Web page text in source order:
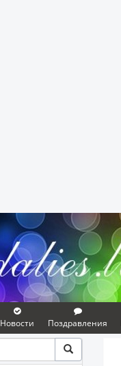
Новости Поздравления